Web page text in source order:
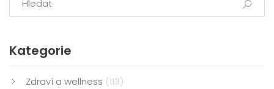
Kategorie
Zdraví a wellness (113)